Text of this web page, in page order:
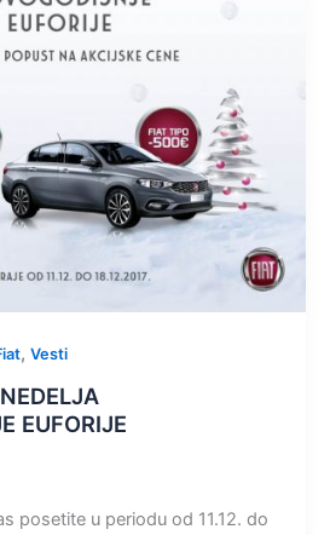
, Vesti
EUFORIJE
posetite u periodu od 11.12. do